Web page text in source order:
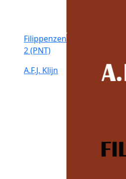
Filippenzen
2 (PNT)
A.F.J. Klijn